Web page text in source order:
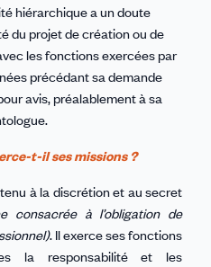
hiérarchique a un doute
du projet de création ou de
les fonctions exercées par
précédant sa demande
avis, préalablement à sa
t-il ses missions ?
à la discrétion et au secret
consacrée à l’obligation de
. Il exerce ses fonctions
la responsabilité et les